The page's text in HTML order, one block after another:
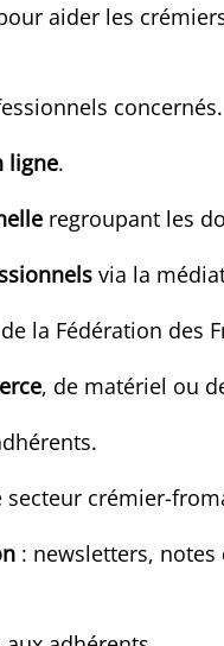
aider les
concernés.
ligne.
regroupant les
via la
la Fédération des
, de matériel ou
secteur crémier-
: newsletters, notes